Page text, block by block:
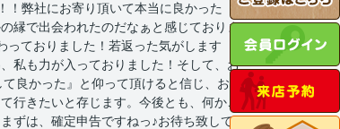
！弊社にお寄り頂いて本当に良かった
縁で出会われたのだなぁと感じておりま
っておりました！若返った気がします
私も力が入っておりました！そして、お
良かった』と仰って頂けると信じ、お
行きたいと存じます。今後とも、何かご
ずは、確定申告ですねっ♪お待ち致して